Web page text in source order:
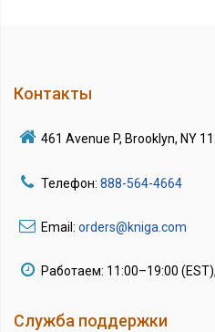
Контакты
461 Avenue P, Brooklyn, NY
Телефон: 888-564-4664
Email: orders@kniga.com
Работаем: 11:00–19:00
Служба поддержки